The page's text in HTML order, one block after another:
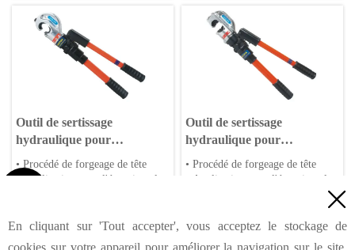
• Corps en alliage d'aluminium ou
en acier
• Matrices spéciales disponibles
• Corps en alliage d'aluminium ou
en acier
• Matrices spéciales disponibles
Outil de sertissage
hydraulique pour
connecteurs de câbles 35-
300mm² CYO-410
• Procédé de forgeage de tête
• Application pour l'énergie et le
en acier
Outil de sertissage
hydraulique pour
connecteurs de câbles 50-
400mm² CYO-430
• Procédé de forgeage de tête
• Application pour l'énergie et le
• Corps en alliage d'aluminium ou
en acier
Suivant>

En cliquant sur 'Tout accepter', vous acceptez le stockage de
cookies sur votre appareil pour améliorer la navigation sur le site,